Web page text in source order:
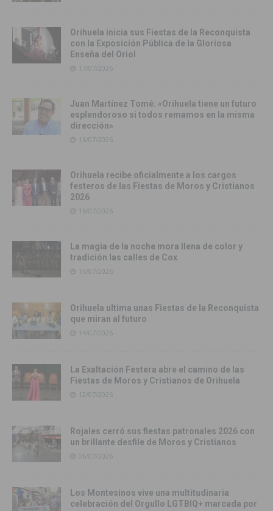
Orihuela inicia sus Fiestas de la Reconquista
con la Exposición Pública de la Gloriosa
Enseña del Oriol
17/07/2026
Juan Martínez Tomé: «Orihuela tiene un futuro
esplendoroso si todos remamos en la misma
dirección»
16/07/2026
Orihuela recibe oficialmente a los cargos
festeros de las Fiestas de Moros y Cristianos
2026
16/07/2026
La magia de la noche mora llena de color y
tradición las calles de Cox
16/07/2026
Orihuela ultima unas Fiestas de la Reconquista
que miran al futuro
14/07/2026
La Exaltación Festera abre el camino de las
Fiestas de Moros y Cristianos de Orihuela
12/07/2026
Rojales cerró sus fiestas patronales 2026 con
un brillante desfile de Moros y Cristianos
06/07/2026
Los Montesinos vive una multitudinaria
celebración del Orgullo LGTBIQ+ marcada por